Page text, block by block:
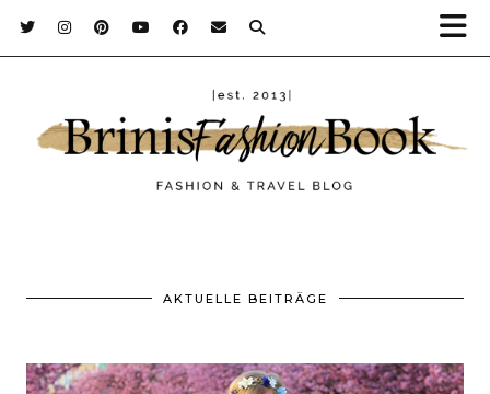
AKTUELLE BEITRÄGE